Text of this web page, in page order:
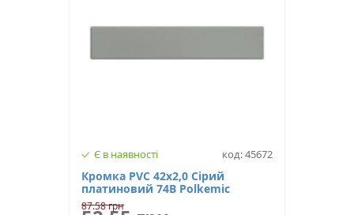
Є в наявності код: 45672
Кромка PVC 42х2,0 Сірий
платиновий 74В Polkemic
87.58 грн